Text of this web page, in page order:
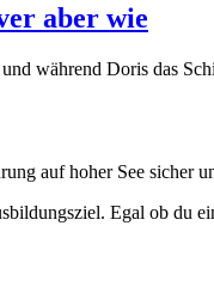
aber wie
während Doris das
auf hoher See sicher
Egal ob du